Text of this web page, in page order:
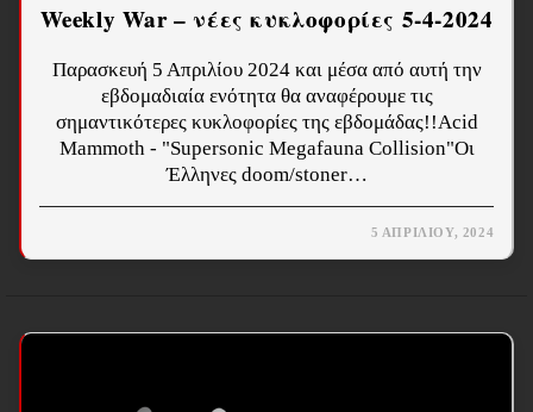
Weekly War – νέες κυκλοφορίες 5-4-2024
Παρασκευή 5 Απριλίου 2024 και μέσα από αυτή την
εβδομαδιαία ενότητα θα αναφέρουμε τις
σημαντικότερες κυκλοφορίες της εβδομάδας!!Acid
Mammoth - "Supersonic Megafauna Collision"Οι
Έλληνες doom/stoner…
5 ΑΠΡΙΛΊΟΥ, 2024